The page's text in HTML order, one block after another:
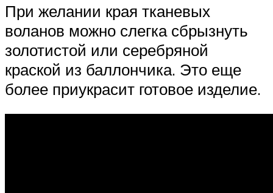
При желании края тканевых
воланов можно слегка сбрызнуть
золотистой или серебряной
краской из баллончика. Это еще
более приукрасит готовое изделие.